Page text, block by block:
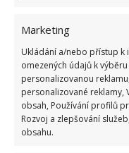
Marketing
Ukládání a/nebo přístup k
omezených údajů k
personalizovanou
personalizované
obsah, Používání profilů
Rozvoj a zlepšování
obsahu.